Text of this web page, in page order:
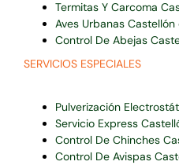
Termitas Y Carcoma
Aves Urbanas Castellón
Control De Abejas
SERVICIOS ESPECIALES
Pulverización
Servicio Express
Control De Chinches
Control De Avispas